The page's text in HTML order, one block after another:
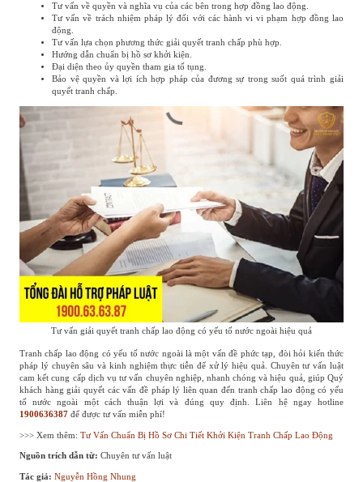
Tư vấn về quyền và nghĩa vụ của các bên trong hợp đồng lao động.
Tư vấn về trách nhiệm pháp lý đối với các hành vi vi phạm hợp đồng lao
động.
Tư vấn lựa chọn phương thức giải quyết tranh chấp phù hợp.
Hướng dẫn chuẩn bị hồ sơ khởi kiện.
Đại diện theo ủy quyền tham gia tố tụng.
Bảo vệ quyền và lợi ích hợp pháp của đương sự trong suốt quá trình giải
quyết tranh chấp.
Tư vấn giải quyết tranh chấp lao động có yếu tố nước ngoài hiệu quả
Tranh chấp lao động có yếu tố nước ngoài là một vấn đề phức tạp, đòi hỏi kiến thức
pháp lý chuyên sâu và kinh nghiệm thực tiễn để xử lý hiệu quả. Chuyên tư vấn luật
cam kết cung cấp dịch vụ tư vấn chuyên nghiệp, nhanh chóng và hiệu quả, giúp Quý
khách hàng giải quyết các vấn đề pháp lý liên quan đến tranh chấp lao động có yếu
tố nước ngoài một cách thuận lợi và đúng quy định. Liên hệ ngay hotline
1900636387 để được tư vấn miễn phí!
>>> Xem thêm: Tư Vấn Chuẩn Bị Hồ Sơ Chi Tiết Khởi Kiện Tranh Chấp Lao Động
Nguồn trích dẫn từ: Chuyên tư vấn luật
Tác giả: Nguyễn Hồng Nhung